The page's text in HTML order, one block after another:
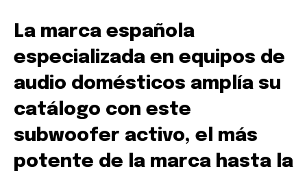
La marca española
especializada en equipos de
audio domésticos amplía su
catálogo con este
subwoofer activo, el más
potente de la marca hasta la